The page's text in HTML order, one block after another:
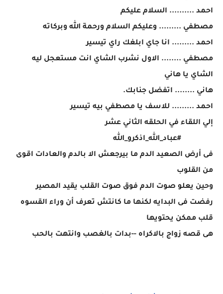
احمد .......... السلام عليكم
مصطفي ......... وعليكم السلام ورحمة الله وبركاته
احمد ......... انا جاي ابلغك راي تيسير
مصطفي ........ الاول نشرب الشاي انت مستعجل ليه
الشاي يا هاني
هاني ........ اتفضل جنابك.
احمد ......... للاسف يا مصطفي بيه تيسير
إلي اللقاء في الحلقه الثاني عشر
#عباد_الله_اذكرو_الله
فى أرض الصعيد الدم ما بيرجعش الا بالدم والعادات اقوى
من القلوب
وحين يعلو صوت الدم فوق صوت القلب يقيد المصير
رفضت فى البدايه لكنها ما كانتش تعرف أن وراء القسوه
قلب ممكن يحتويها
هى قصه زواج بالاكراه --بدات بالغصب وانتهت بالحب